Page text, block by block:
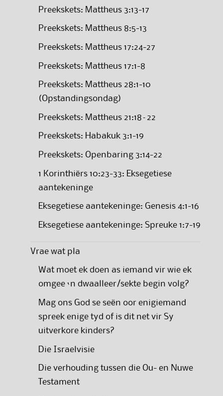
Preekskets: Mattheus 3:13-17
Preekskets: Mattheus 8:5-13
Preekskets: Mattheus 17:24-27
Preekskets: Mattheus 17:1-8
Preekskets: Mattheus 28:1-10
(Opstandingsondag)
Preekskets: Mattheus 21:18–22
Preekskets: Habakuk 3:1-19
Preekskets: Openbaring 3:14-22
1 Korinthiërs 10:23-33: Eksegetiese
aantekeninge
Eksegetiese aantekeninge: Genesis 4:1-16
Eksegetiese aantekeninge: Spreuke 1:7-19
Vrae wat pla
Wat moet ek doen as iemand vir wie ek
omgee ‘n dwaalleer/sekte begin volg?
Mag ons God se seën oor enigiemand
spreek enige tyd of is dit net vir Sy
uitverkore kinders?
Die Israelvisie
Die verhouding tussen die Ou- en Nuwe
Testament